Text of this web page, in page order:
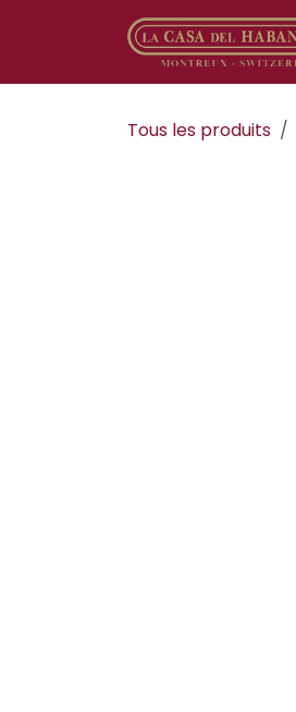
Se rendre au contenu
Tous les produits